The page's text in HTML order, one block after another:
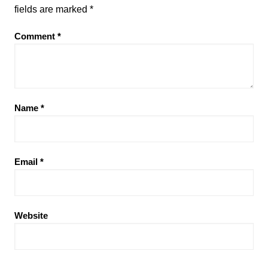
fields are marked *
Comment *
Name *
Email *
Website